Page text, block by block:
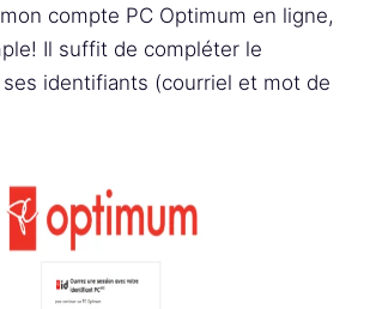
compte PC Optimum en ligne,
Il suffit de compléter le
identifiants (courriel et mot de